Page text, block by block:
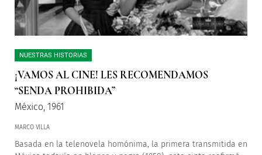
NUESTRAS HISTORIAS
¡VAMOS AL CINE! LES RECOMENDAMOS
“SENDA PROHIBIDA”
México, 1961
MARCO VILLA
Basada en la telenovela homónima, la primera transmitida en